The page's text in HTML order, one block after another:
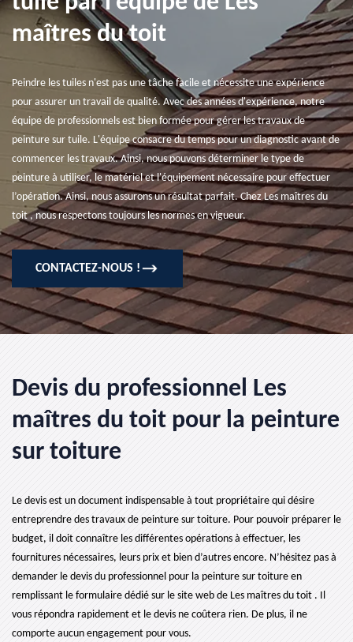
maîtres du toit
Peindre les tuiles n'est pas une tâche facile et nécessite une expérience
pour assurer un travail de qualité. Avec des années d'expérience, notre
équipe de professionnels est bien formée pour gérer les travaux de
peinture sur tuile. L'équipe consacre du temps pour un diagnostic avant de
commencer les travaux. Ainsi, nous pouvons déterminer le type de
peinture à utiliser, le matériel et l'équipement nécessaire pour effectuer
l’opération. Ainsi, nous assurons un résultat parfait. Chez Les maîtres du
toit , nous respectons toujours les normes en vigueur.
CONTACTEZ-NOUS !
Devis du professionnel Les
maîtres du toit pour la peinture
sur toiture
Le devis est un document indispensable à tout propriétaire qui désire
entreprendre des travaux de peinture sur toiture. Pour pouvoir préparer le
budget, il doit connaître les différentes opérations à effectuer, les
fournitures nécessaires, leurs prix et bien d’autres encore. N’hésitez pas à
demander le devis du professionnel pour la peinture sur toiture en
remplissant le formulaire dédié sur le site web de Les maîtres du toit . Il
vous répondra rapidement et le devis ne coûtera rien. De plus, il ne
comporte aucun engagement pour vous.